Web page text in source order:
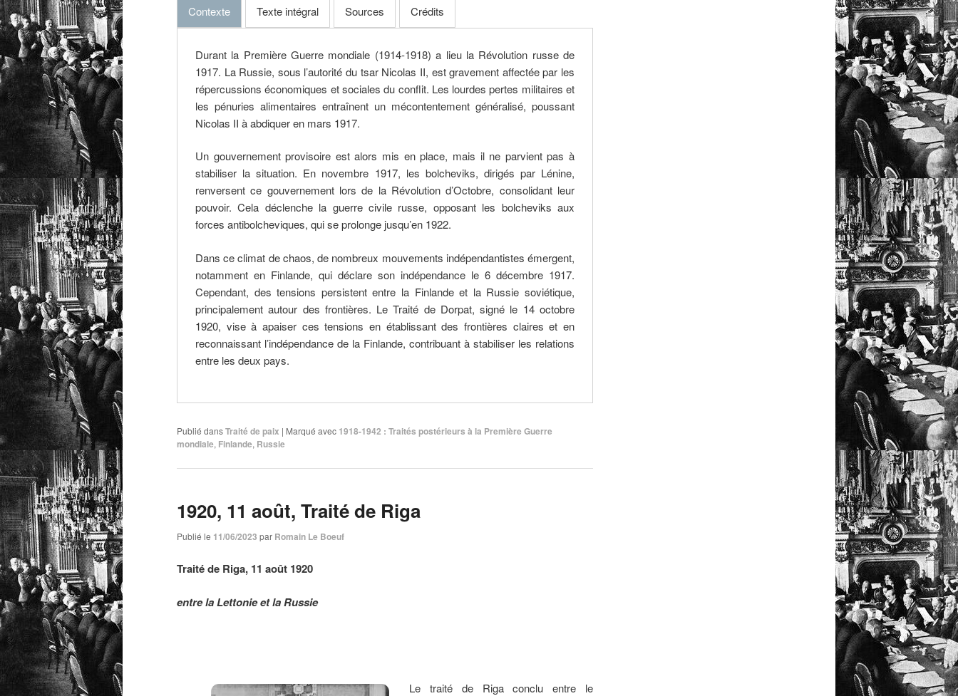
Contexte Texte intégral Sources Crédits
Durant la Première Guerre mondiale (1914-1918) a lieu la Révolution russe de
1917. La Russie, sous l’autorité du tsar Nicolas II, est gravement affectée par les
répercussions économiques et sociales du conflit. Les lourdes pertes militaires et
les pénuries alimentaires entraînent un mécontentement généralisé, poussant
Nicolas II à abdiquer en mars 1917.
Un gouvernement provisoire est alors mis en place, mais il ne parvient pas à
stabiliser la situation. En novembre 1917, les bolcheviks, dirigés par Lénine,
renversent ce gouvernement lors de la Révolution d’Octobre, consolidant leur
pouvoir. Cela déclenche la guerre civile russe, opposant les bolcheviks aux
forces antibolcheviques, qui se prolonge jusqu’en 1922.
Dans ce climat de chaos, de nombreux mouvements indépendantistes émergent,
notamment en Finlande, qui déclare son indépendance le 6 décembre 1917.
Cependant, des tensions persistent entre la Finlande et la Russie soviétique,
principalement autour des frontières. Le Traité de Dorpat, signé le 14 octobre
1920, vise à apaiser ces tensions en établissant des frontières claires et en
reconnaissant l’indépendance de la Finlande, contribuant à stabiliser les relations
entre les deux pays.
Publié dansTraité de paix | Marqué avec 1918-1942 : Traités postérieurs à la Première Guerre
mondiale, Finlande, Russie
1920, 11 août, Traité de Riga
Publié le 11/06/2023 par Romain Le Boeuf
Traité de Riga, 11 août 1920
entre la Lettonie et la Russie
Le traité de Riga conclu entre le